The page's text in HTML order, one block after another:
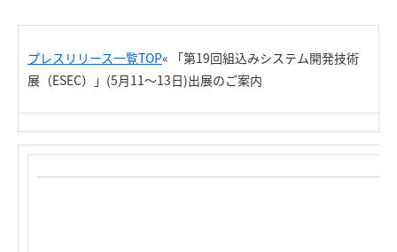
プレスリリース一覧TOP« 「第19回組込みシステム開発技術
展（ESEC）」(5月11～13日)出展のご案内